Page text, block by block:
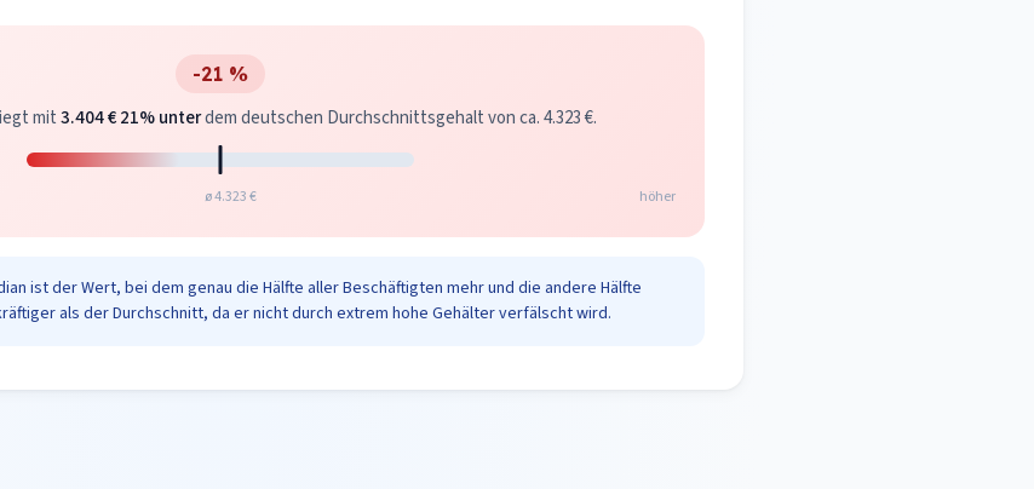
-21 %
mit3.404 € 21% unterdem deutschen Durchschnittsgehalt von ca. 4.323 €.
ø 4.323 € höher
ist der Wert, bei dem genau die Hälfte aller Beschäftigten mehr und die andere Hälfte
als der Durchschnitt, da er nicht durch extrem hohe Gehälter verfälscht wird.